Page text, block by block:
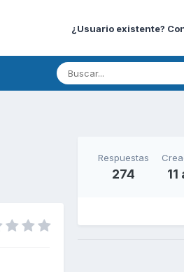
¿Usuario existente?
Respuestas
274 11